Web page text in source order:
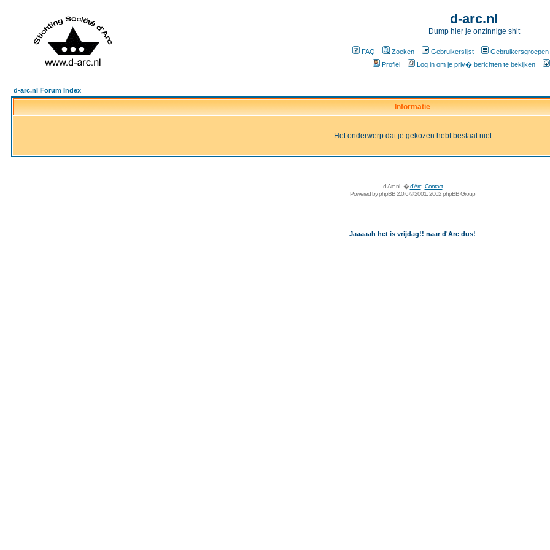
d-arc.nl
Dump hier je onzinnige shit
FAQ Zoeken Gebruikerslijst Gebruikersgroepen
Profiel
Log in om je priv� berichten te bekijken
d-arc.nl Forum Index
Informatie
Het onderwerp dat je gekozen hebt bestaat niet
d-Arc.nl - �d'Arc-Contact
Powered byphpBB2.0.6 © 2001, 2002 phpBB Group
Jaaaaah het is vrijdag!! naar d'Arc dus!